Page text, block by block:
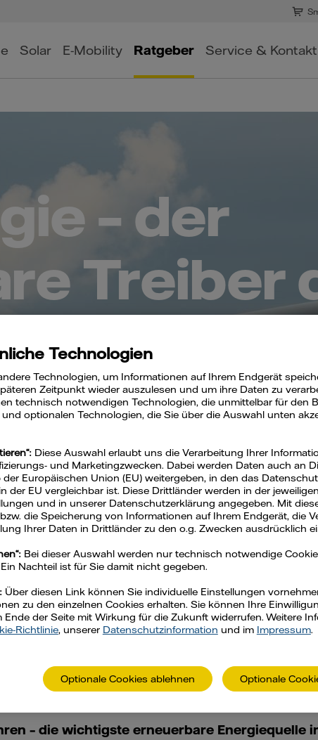
Solar E-Mobility Ratgeber Service & Kontakt
– der
Treiber
– die wichtigste erneuerbare Energiequelle
Technologien
Technologien, um Informationen auf Ihrem Endgerät
Zeitpunkt wieder auszulesen und um ihre Daten zu
technisch notwendigen Technologien, die unmittelbar für den
optionalen Technologien, die Sie über die Auswahl unten
Diese Auswahl erlaubt uns die Verarbeitung Ihrer
und Marketingzwecken. Dabei werden Daten auch an
Europäischen Union (EU) weitergeben, in den das
der EU vergleichbar ist. Diese Drittländer werden in der
und in unserer Datenschutzerklärung angegeben. Mit
die Speicherung von Informationen auf Ihrem Endgerät, die
Ihrer Daten in Drittländer zu den o.g. Zwecken ausdrücklich
Bei dieser Auswahl werden nur technisch notwendige
Nachteil ist für Sie damit nicht gegeben.
Über diesen Link können Sie individuelle Einstellungen
zu den einzelnen Cookies erhalten. Sie können Ihre
Ende der Seite mit Wirkung für die Zukunft widerrufen. Weitere
Richtlinie, unserer Datenschutzinformation und im Impressum.
Optionale Cookies ablehnen Optionale